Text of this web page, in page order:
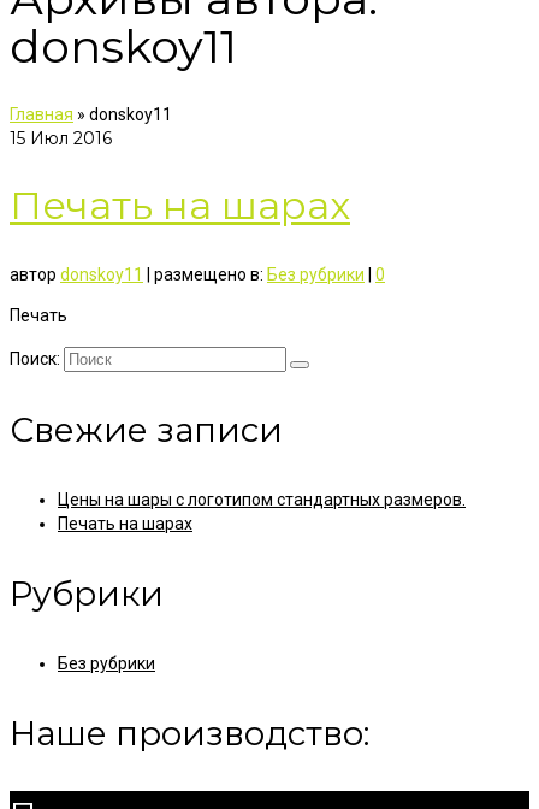
donskoy11
Главная » donskoy11
15 Июл 2016
Печать на шарах
автор donskoy11 размещено в: Без рубрики 0
Печать
Поиск:
Свежие записи
Цены на шары с логотипом стандартных размеров.
Печать на шарах
Рубрики
Без рубрики
Наше производство: